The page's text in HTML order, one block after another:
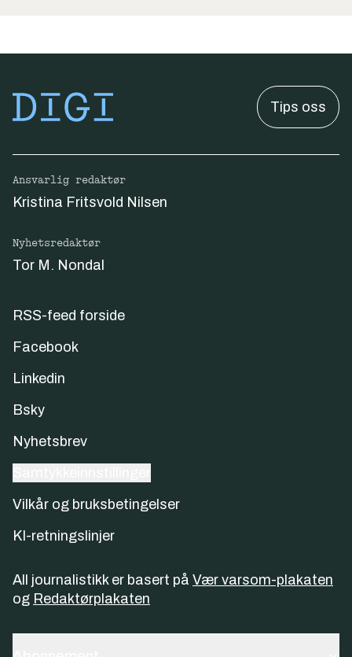
Tips oss
Ansvarlig redaktør
Kristina Fritsvold Nilsen
Nyhetsredaktør
Tor M. Nondal
RSS-feed forside
Facebook
Linkedin
Bsky
Nyhetsbrev
Vilkår og bruksbetingelser
KI-retningslinjer
All journalistikk er basert på Vær varsom-plakaten
og Redaktørplakaten